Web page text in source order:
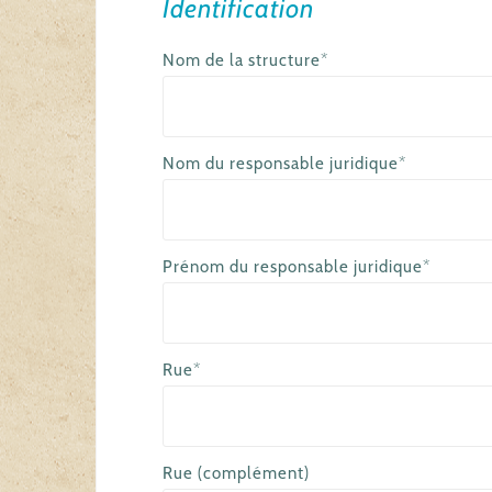
Identification
Nom de la structure*
Nom du responsable juridique*
Prénom du responsable juridique*
Rue*
Rue (complément)